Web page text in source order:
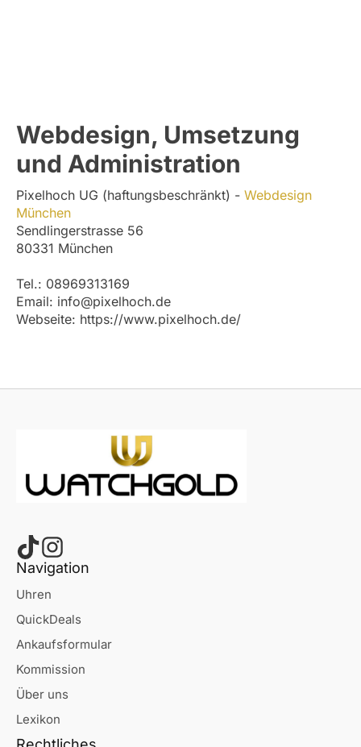
Webdesign, Umsetzung
und Administration
Pixelhoch UG (haftungsbeschränkt) - Webdesign
München
Sendlingerstrasse 56
80331 München
Tel.: 08969313169
Email: info@pixelhoch.de
Webseite: https://www.pixelhoch.de/
Navigation
Uhren
QuickDeals
Ankaufsformular
Kommission
Über uns
Lexikon